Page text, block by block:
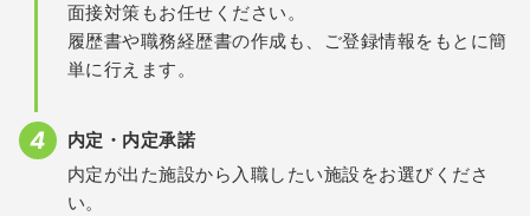
面接対策もお任せください。
履歴書や職務経歴書の作成も、ご登録情報をもとに簡
単に行えます。
内定・内定承諾
内定が出た施設から入職したい施設をお選びくださ
い。